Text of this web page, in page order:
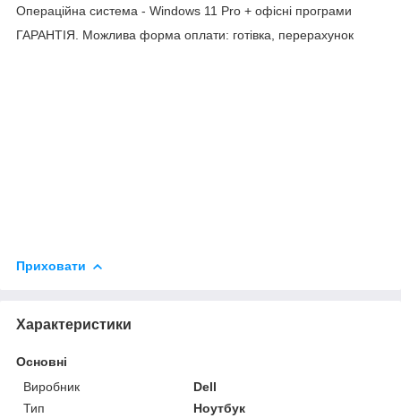
Операційна система - Windows 11 Pro + офісні програми
ГАРАНТІЯ. Можлива форма оплати: готівка, пеpерахунок
Приховати
Характеристики
Основні
Виробник
Dell
Тип
Ноутбук